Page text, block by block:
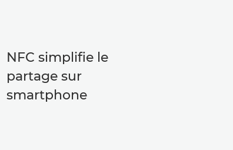
NFC simplifie le
partage sur
smartphone